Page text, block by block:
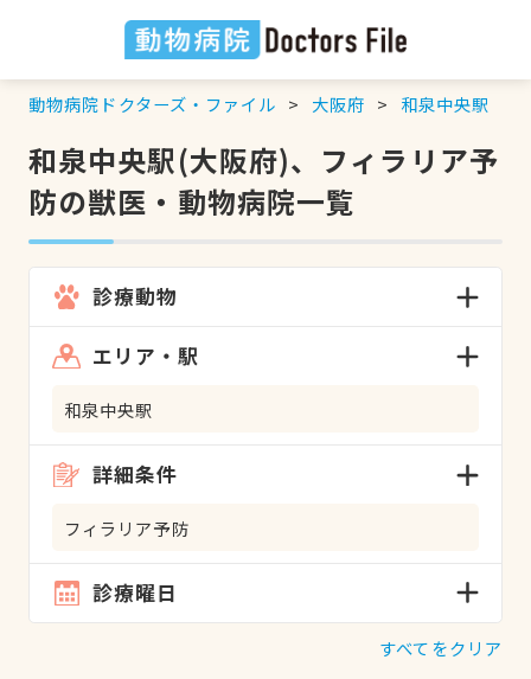
動物病院ドクターズ・ファイル 大阪府 和泉中央駅
和泉中央駅(大阪府)、フィラリア予
防の獣医・動物病院一覧
診療動物
エリア・駅
和泉中央駅
詳細条件
フィラリア予防
診療曜日
すべてをクリア